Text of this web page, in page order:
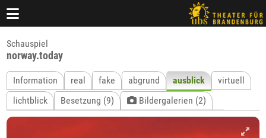
Schauspiel
norway.today
Information real fake abgrund ausblick
virtuell
lichtblick
Besetzung (9) Bildergalerien (2)